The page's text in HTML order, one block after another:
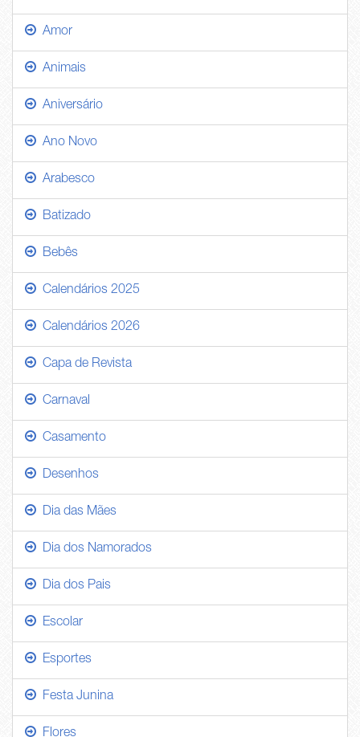
Amor
Animais
Aniversário
Ano Novo
Arabesco
Batizado
Bebês
Calendários 2025
Calendários 2026
Capa de Revista
Carnaval
Casamento
Desenhos
Dia das Mães
Dia dos Namorados
Dia dos Pais
Escolar
Esportes
Festa Junina
Flores